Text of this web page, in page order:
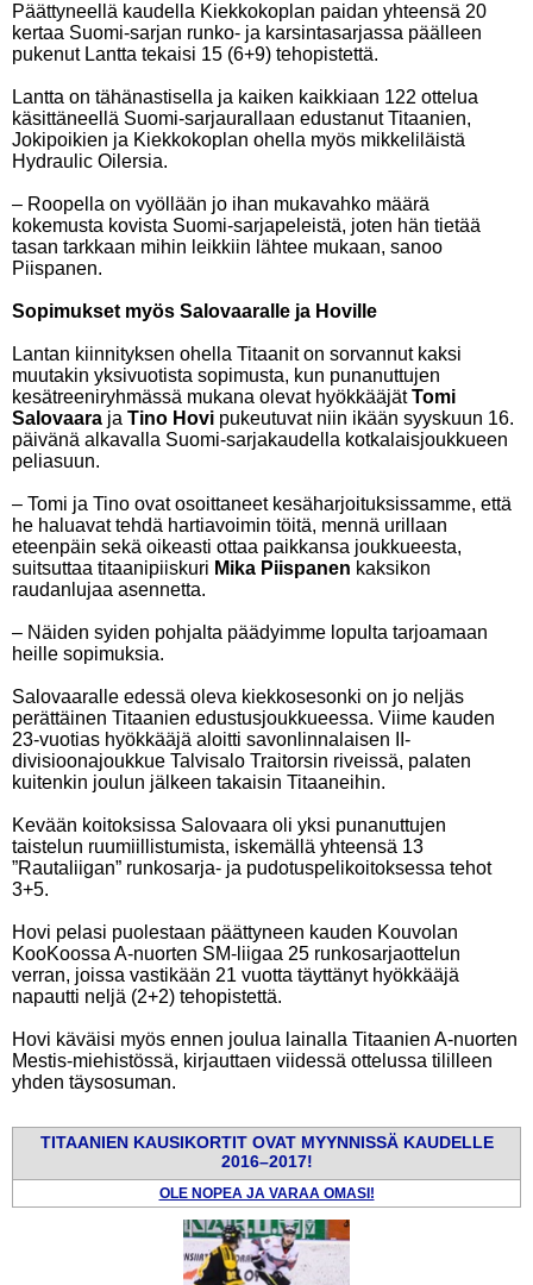
Päättyneellä kaudella Kiekkokoplan paidan yhteensä 20
kertaa Suomi-sarjan runko- ja karsintasarjassa päälleen
pukenut Lantta tekaisi 15 (6+9) tehopistettä.
Lantta on tähänastisella ja kaiken kaikkiaan 122 ottelua
käsittäneellä Suomi-sarjaurallaan edustanut Titaanien,
Jokipoikien ja Kiekkokoplan ohella myös mikkeliläistä
Hydraulic Oilersia.
– Roopella on vyöllään jo ihan mukavahko määrä
kokemusta kovista Suomi-sarjapeleistä, joten hän tietää
tasan tarkkaan mihin leikkiin lähtee mukaan, sanoo
Piispanen.
Sopimukset myös Salovaaralle ja Hoville
Lantan kiinnityksen ohella Titaanit on sorvannut kaksi
muutakin yksivuotista sopimusta, kun punanuttujen
kesätreeniryhmässä mukana olevat hyökkääjätTomi
Salovaara ja Tino Hovi pukeutuvat niin ikään syyskuun 16.
päivänä alkavalla Suomi-sarjakaudella kotkalaisjoukkueen
peliasuun.
– Tomi ja Tino ovat osoittaneet kesäharjoituksissamme, että
he haluavat tehdä hartiavoimin töitä, mennä urillaan
eteenpäin sekä oikeasti ottaa paikkansa joukkueesta,
suitsuttaa titaanipiiskuri Mika Piispanen kaksikon
raudanlujaa asennetta.
– Näiden syiden pohjalta päädyimme lopulta tarjoamaan
heille sopimuksia.
Salovaaralle edessä oleva kiekkosesonki on jo neljäs
perättäinen Titaanien edustusjoukkueessa. Viime kauden
23-vuotias hyökkääjä aloitti savonlinnalaisen II-
divisioonajoukkue Talvisalo Traitorsin riveissä, palaten
kuitenkin joulun jälkeen takaisin Titaaneihin.
Kevään koitoksissa Salovaara oli yksi punanuttujen
taistelun ruumiillistumista, iskemällä yhteensä 13
”Rautaliigan” runkosarja- ja pudotuspelikoitoksessa tehot
3+5.
Hovi pelasi puolestaan päättyneen kauden Kouvolan
KooKoossa A-nuorten SM-liigaa 25 runkosarjaottelun
verran, joissa vastikään 21 vuotta täyttänyt hyökkääjä
napautti neljä (2+2) tehopistettä.
Hovi käväisi myös ennen joulua lainalla Titaanien A-nuorten
Mestis-miehistössä, kirjauttaen viidessä ottelussa tililleen
yhden täysosuman.
TITAANIEN KAUSIKORTIT OVAT MYYNNISSÄ KAUDELLE
2016–2017!
OLE NOPEA JA VARAA OMASI!